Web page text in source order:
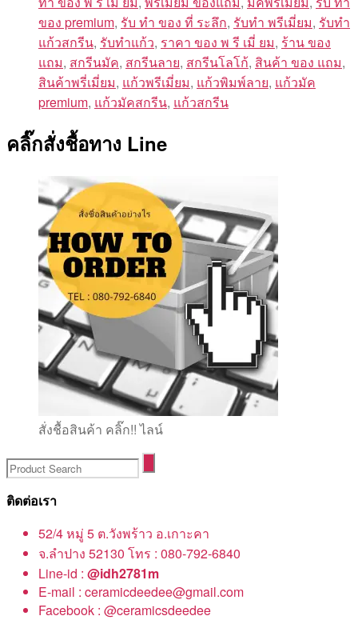
ของ premium, รับ ทํา ของ ที่ ระลึก, รับทำ พรีเมี่ยม, รับทำ
แก้วสกรีน, รับทำแก้ว, ราคา ของ พ รี เมี่ ยม, ร้าน ของ
แถม, สกรีนมัค, สกรีนลาย, สกรีนโลโก้, สินค้า ของ แถม,
สินค้าพรี่เมี่ยม, แก้วพรีเมี่ยม, แก้วพิมพ์ลาย, แก้วมัค
premium, แก้วมัคสกรีน, แก้วสกรีน
คลิ๊กสั่งชื้อทาง Line
สั่งชื้อสินค้า คลิ๊ก!! ไลน์
ติดต่อเรา
52/4 หมู่ 5 ต.วังพร้าว อ.เกาะคา
จ.ลำปาง 52130 โทร : 080-792-6840
Line-id : @idh2781m
E-mail : ceramicdeedee@gmail.com
Facebook : @ceramicsdeedee